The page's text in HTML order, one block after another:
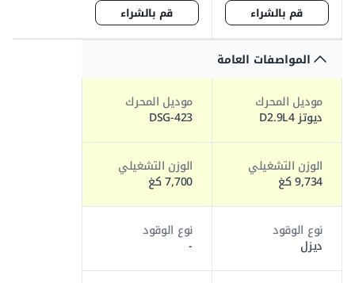
قم بالشراء قم بالشراء
المواصفات العامة
موديل المحرك
ديوتز D2.9L4
موديل المحرك
DSG-423
الوزن التشغيلي
9,734 كغ
الوزن التشغيلي
7,700 كغ
نوع الوقود
ديزل
نوع الوقود
-